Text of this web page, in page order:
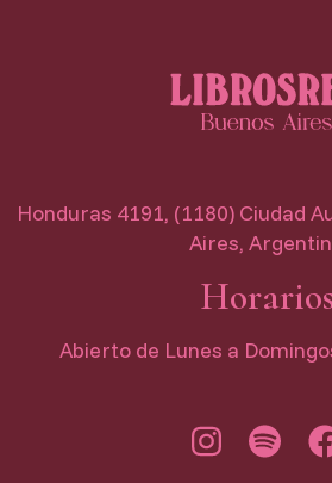
Honduras 4191, (1180) Ciudad
Aires,
Horarios
Abierto de Lunes a